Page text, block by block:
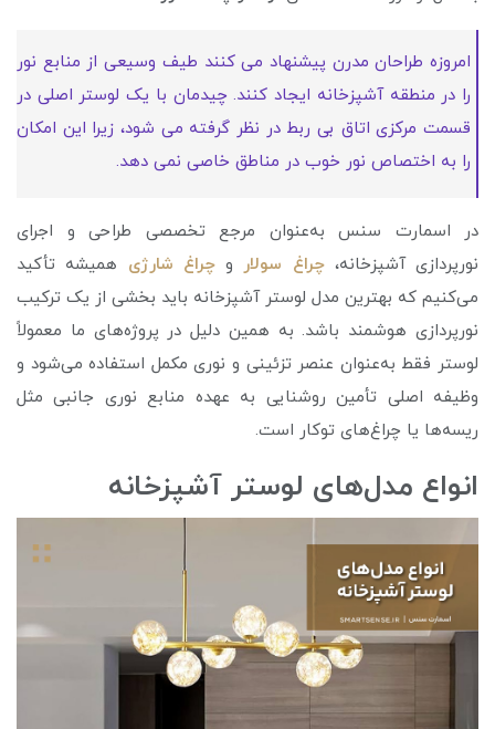
امروزه طراحان مدرن پیشنهاد می کنند طیف وسیعی از منابع نور
را در منطقه آشپزخانه ایجاد کنند. چیدمان با یک لوستر اصلی در
قسمت مرکزی اتاق بی ربط در نظر گرفته می شود، زیرا این امکان
را به اختصاص نور خوب در مناطق خاصی نمی دهد.
در اسمارت سنس به‌عنوان مرجع تخصصی طراحی و اجرای
نورپردازی آشپزخانه،چراغ سولار وچراغ شارژی همیشه تأکید
می‌کنیم که بهترین مدل لوستر آشپزخانه باید بخشی از یک ترکیب
نورپردازی هوشمند باشد. به همین دلیل در پروژه‌های ما معمولاً
لوستر فقط به‌عنوان عنصر تزئینی و نوری مکمل استفاده می‌شود و
وظیفه اصلی تأمین روشنایی به عهده منابع نوری جانبی مثل
ریسه‌ها یا چراغ‌های توکار است.
انواع مدل‌های لوستر آشپزخانه